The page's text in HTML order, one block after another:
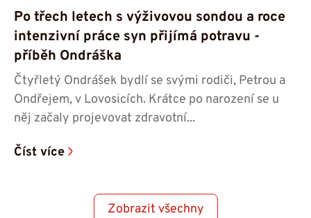
Po třech letech s výživovou sondou a roce
intenzivní práce syn přijímá potravu -⁠⁠⁠⁠⁠⁠
příběh Ondráška
Čtyřletý Ondrášek bydlí se svými rodiči, Petrou a
Ondřejem, v Lovosicích. Krátce po narození se u
něj začaly projevovat zdravotní...
Číst více
Zobrazit všechny